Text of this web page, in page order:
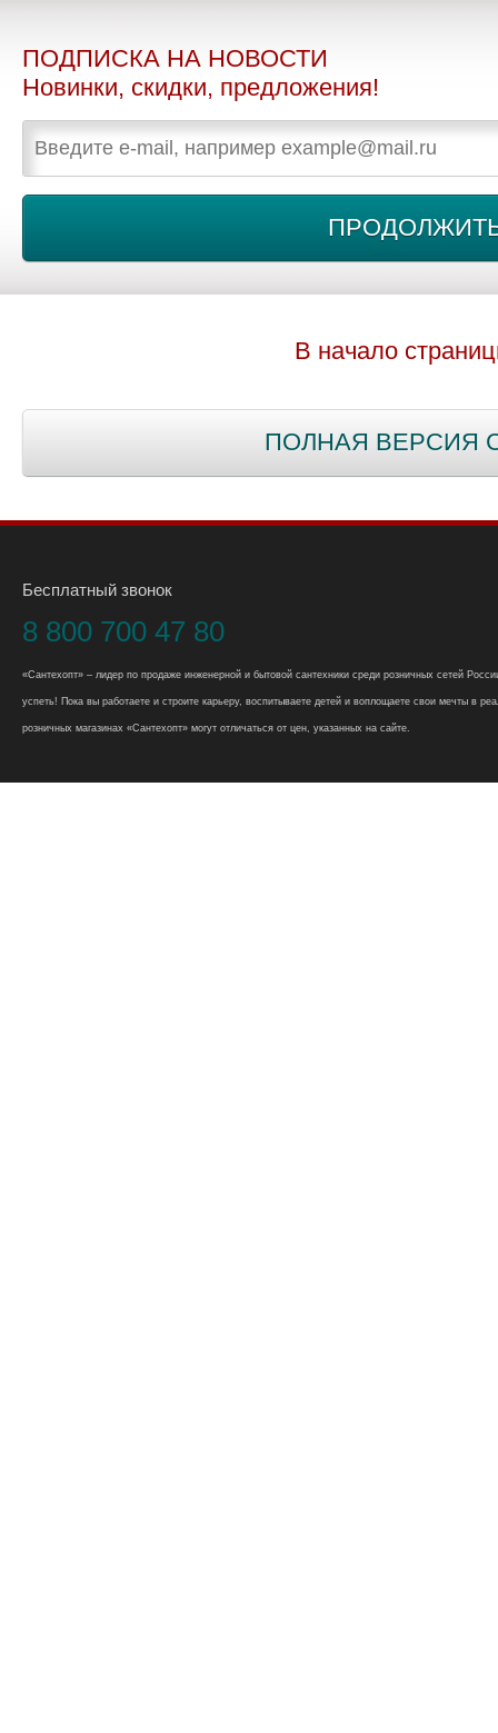
ПОДПИСКА НА НОВОСТИ
Новинки, скидки, предложения!
В начало
ПОЛНАЯ ВЕРСИЯ
Бесплатный звонок
8 800 700 47 80
«Сантехопт» – лидер по продаже инженерной и бытовой сантехники среди розничных сетей
успеть! Пока вы работаете и строите карьеру, воспитываете детей и воплощаете свои мечты в
розничных магазинах «Сантехопт» могут отличаться от цен, указанных на сайте.